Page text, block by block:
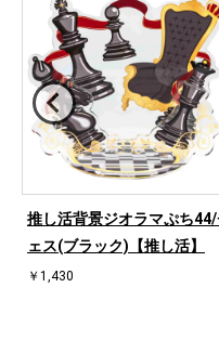
推し活背景ジオラマぷち
ェス(ブラック)【推し活】
￥1,430